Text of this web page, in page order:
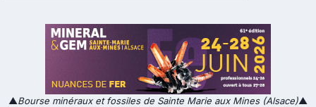
▲Bourse minéraux et fossiles de Sainte Marie aux Mines (Alsace)▲